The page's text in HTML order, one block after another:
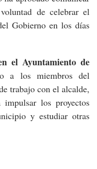
de celebrar el
Gobierno en los días
el Ayuntamiento de
a los miembros del
trabajo con el alcalde,
los proyectos
y estudiar otras